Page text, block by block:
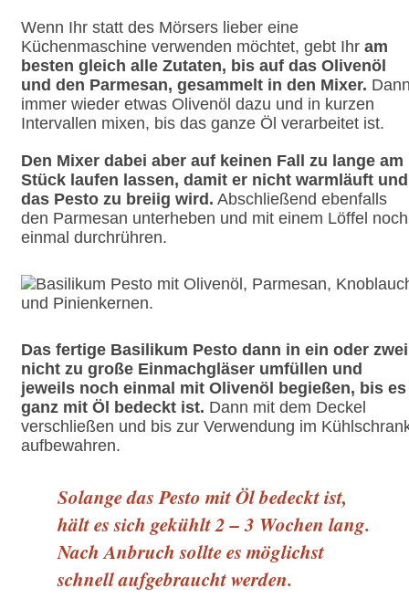
Wenn Ihr statt des Mörsers lieber eine
Küchenmaschine verwenden möchtet, gebt Ihr am
besten gleich alle Zutaten, bis auf das Olivenöl
und den Parmesan, gesammelt in den Mixer.
immer wieder etwas Olivenöl dazu und in kurzen
Intervallen mixen, bis das ganze Öl verarbeitet ist.
Den Mixer dabei aber auf keinen Fall zu lange am
Stück laufen lassen, damit er nicht warmläuft und
das Pesto zu breiig wird. Abschließend ebenfalls
den Parmesan unterheben und mit einem Löffel noch
einmal durchrühren.
Das fertige Basilikum Pesto dann in ein oder zwei
nicht zu große Einmachgläser umfüllen und
jeweils noch einmal mit Olivenöl begießen, bis es
ganz mit Öl bedeckt ist. Dann mit dem Deckel
verschließen und bis zur Verwendung im
aufbewahren.
Solange das Pesto mit Öl bedeckt ist,
hält es sich gekühlt 2 – 3 Wochen lang.
Nach Anbruch sollte es möglichst
schnell aufgebraucht werden.